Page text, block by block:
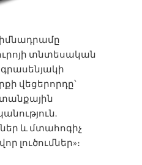
տնտեսական
վեցերորդը՝
և մտահոգիչ
լուծումներ»։